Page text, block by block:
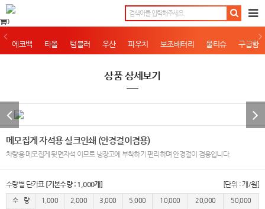
0
에코백 타올 텀블러 우산 파우치 보조배터리 물티슈 구급함
상품 상세보기
메모집게 자석용 실크인쇄 (안경걸이겸용)
차량용 메모집게 뒷면자석 이므로 냉장고에 부착하기 편리하며 안경걸이 겸용입니다.
수량별 단가표 [기본수량 : 1,000개] [단위 : 개/원]
수 량 1,000 2,000 3,000 5,000 10,000 20,000
50,000